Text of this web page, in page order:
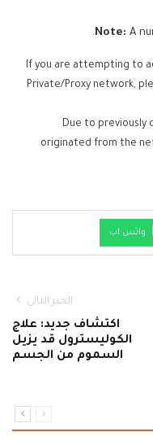
Note: A
If you are attempting to
Private/Proxy network,
Due to previously
originated from the
واتس اب
الخبر التالي
اكتشاف جديد: علاج
الكوليسترول قد يزيل
السموم من الجسم